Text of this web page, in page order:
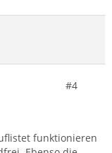
#4
funktionieren